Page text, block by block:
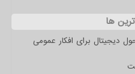
ها
دیجیتال برای افکار عمومی